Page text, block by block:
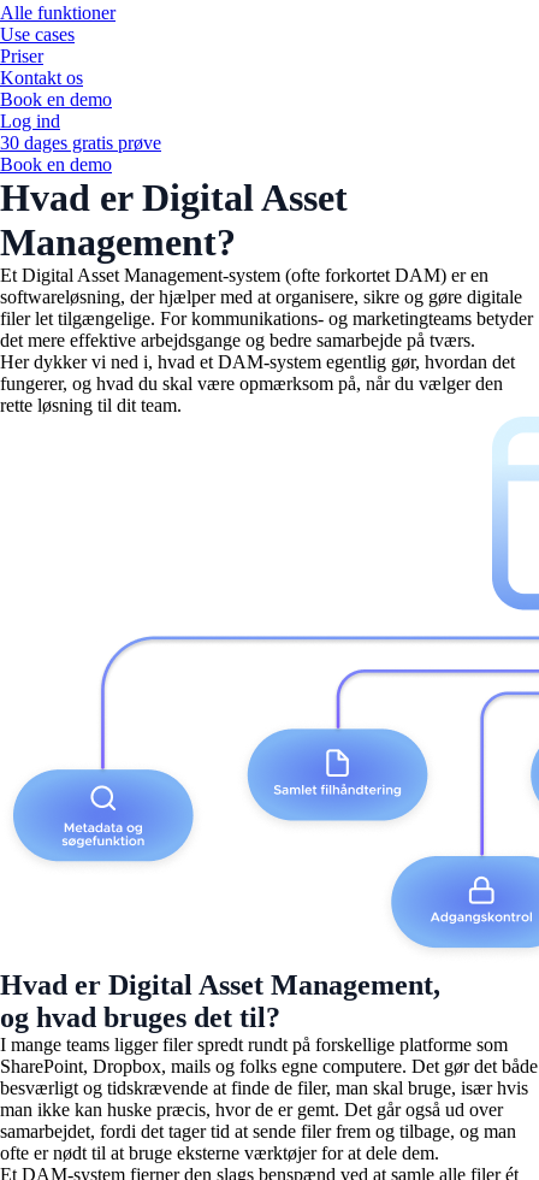
Alle funktioner
Use cases
Priser
Kontakt os
Book en demo
Log ind
30 dages gratis prøve
Book en demo
Hvad er Digital Asset
Management?
Et Digital Asset Management-system (ofte forkortet DAM) er en
softwareløsning, der hjælper med at organisere, sikre og gøre digitale
filer let tilgængelige. For kommunikations- og marketingteams betyder
det mere effektive arbejdsgange og bedre samarbejde på tværs.
Her dykker vi ned i, hvad et DAM-system egentlig gør, hvordan det
fungerer, og hvad du skal være opmærksom på, når du vælger den
rette løsning til dit team.
Hvad er Digital Asset Management,
og hvad bruges det til?
I mange teams ligger filer spredt rundt på forskellige platforme som
SharePoint, Dropbox, mails og folks egne computere. Det gør det både
besværligt og tidskrævende at finde de filer, man skal bruge, især hvis
man ikke kan huske præcis, hvor de er gemt. Det går også ud over
samarbejdet, fordi det tager tid at sende filer frem og tilbage, og man
ofte er nødt til at bruge eksterne værktøjer for at dele dem.
Et DAM-system fjerner den slags benspænd ved at samle alle filer ét